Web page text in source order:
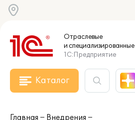
Отраслевые
и специализированные
1С:Предприятие
Каталог
Главная
Внедрения